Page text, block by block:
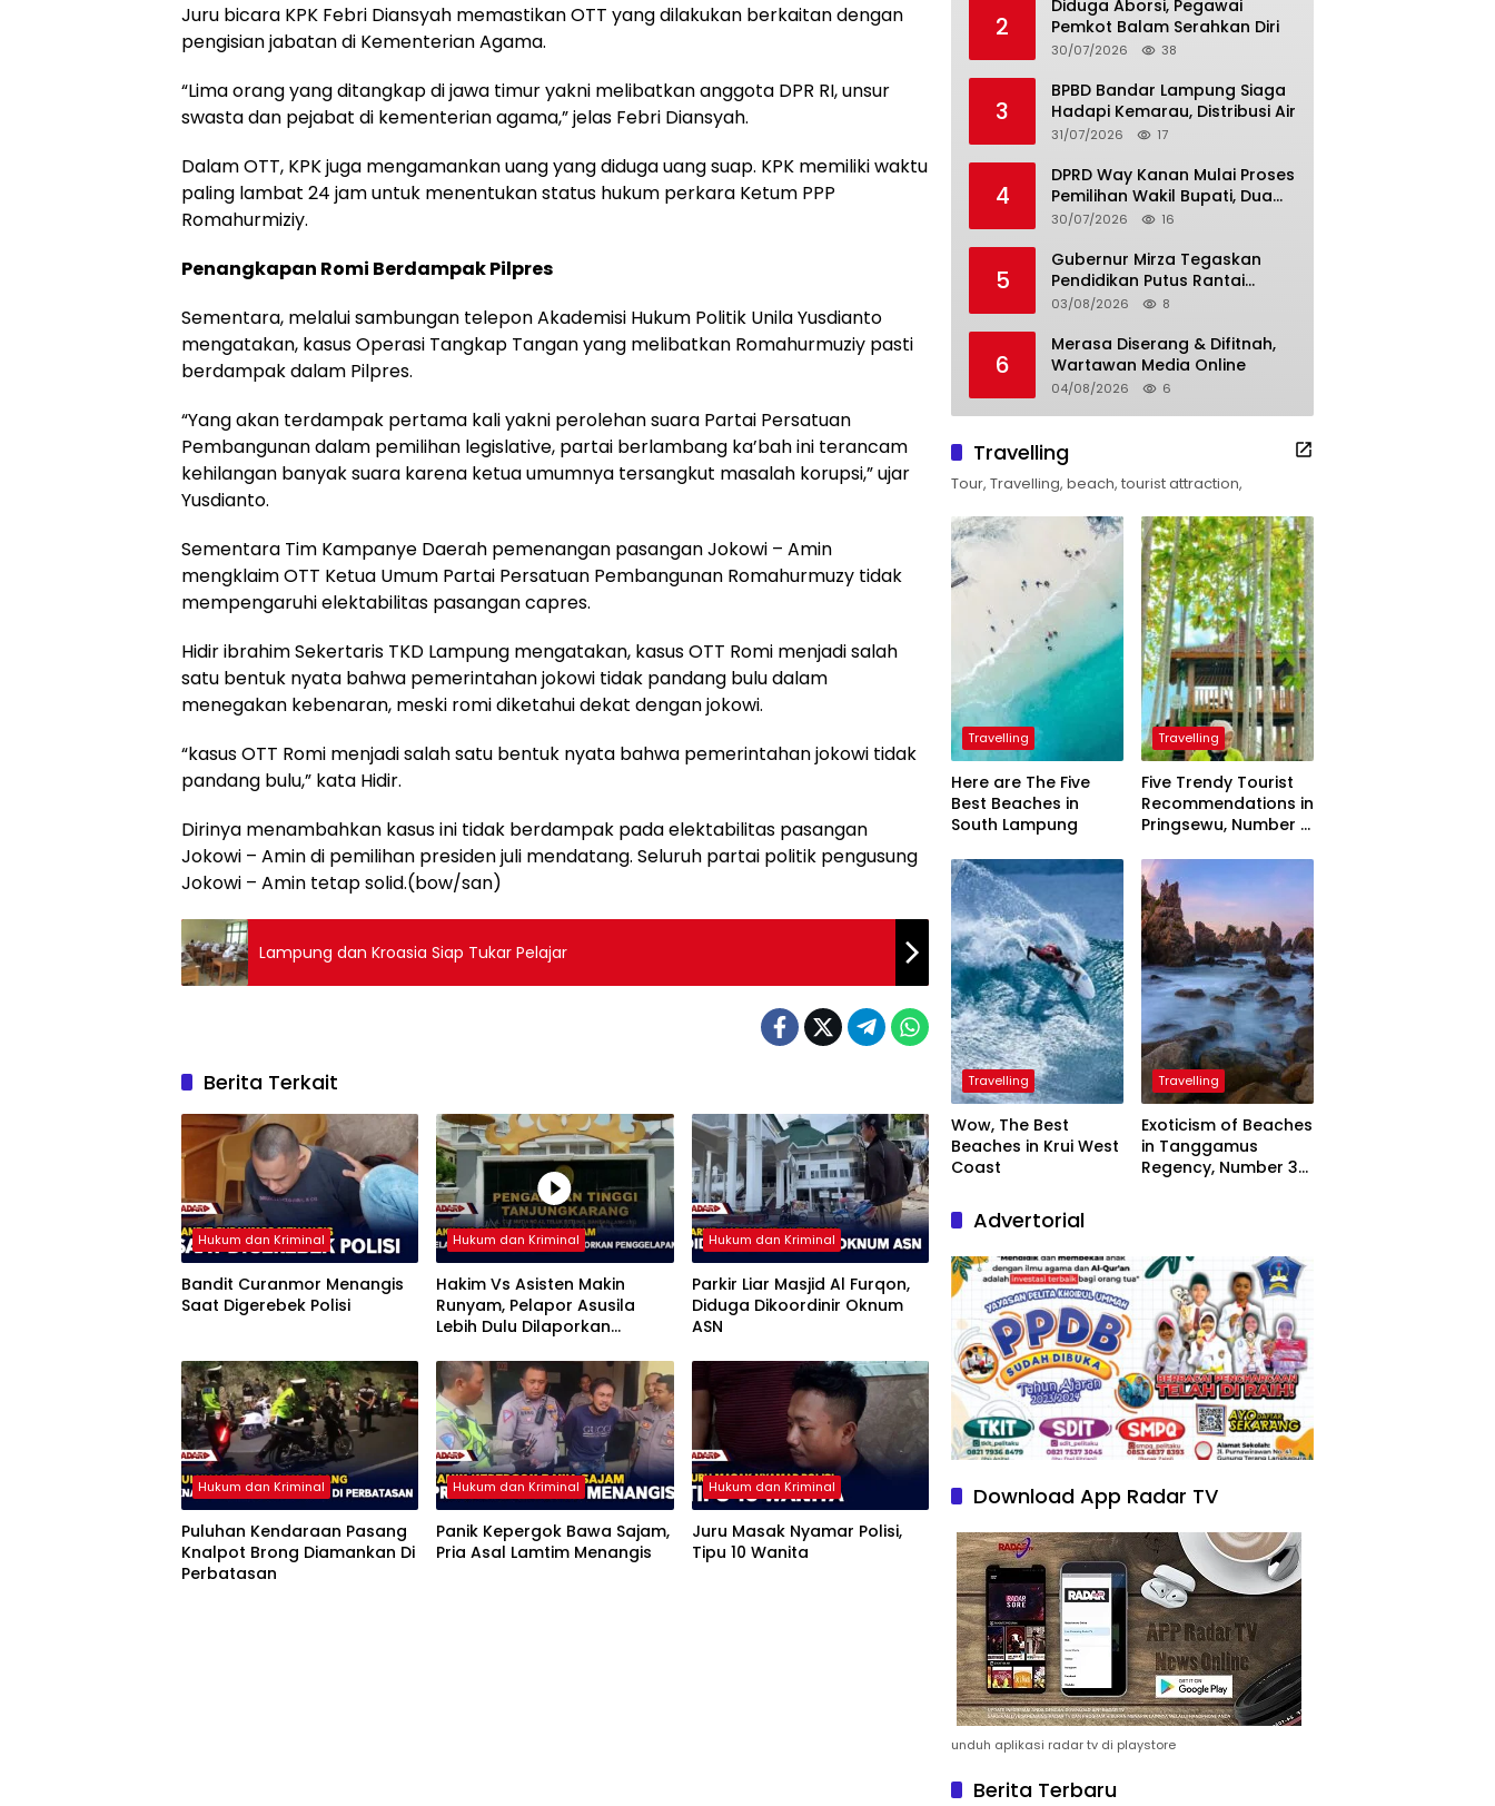
Juru bicara KPK Febri Diansyah memastikan OTT yang dilakukan berkaitan dengan
pengisian jabatan di Kementerian Agama.
“Lima orang yang ditangkap di jawa timur yakni melibatkan anggota DPR RI, unsur
swasta dan pejabat di kementerian agama,” jelas Febri Diansyah.
Dalam OTT, KPK juga mengamankan uang yang diduga uang suap. KPK memiliki waktu
paling lambat 24 jam untuk menentukan status hukum perkara Ketum PPP
Romahurmiziy.
Penangkapan Romi Berdampak Pilpres
Sementara, melalui sambungan telepon Akademisi Hukum Politik Unila Yusdianto
mengatakan, kasus Operasi Tangkap Tangan yang melibatkan Romahurmuziy pasti
berdampak dalam Pilpres.
“Yang akan terdampak pertama kali yakni perolehan suara Partai Persatuan
Pembangunan dalam pemilihan legislative, partai berlambang ka’bah ini terancam
kehilangan banyak suara karena ketua umumnya tersangkut masalah korupsi,” ujar
Yusdianto.
Sementara Tim Kampanye Daerah pemenangan pasangan Jokowi – Amin
mengklaim OTT Ketua Umum Partai Persatuan Pembangunan Romahurmuzy tidak
mempengaruhi elektabilitas pasangan capres.
Hidir ibrahim Sekertaris TKD Lampung mengatakan, kasus OTT Romi menjadi salah
satu bentuk nyata bahwa pemerintahan jokowi tidak pandang bulu dalam
menegakan kebenaran, meski romi diketahui dekat dengan jokowi.
“kasus OTT Romi menjadi salah satu bentuk nyata bahwa pemerintahan jokowi tidak
pandang bulu,” kata Hidir.
Dirinya menambahkan kasus ini tidak berdampak pada elektabilitas pasangan
Jokowi – Amin di pemilihan presiden juli mendatang. Seluruh partai politik pengusung
Jokowi – Amin tetap solid.(bow/san)
Lampung dan Kroasia Siap Tukar Pelajar
Berita Terkait
Hukum dan Kriminal
Bandit Curanmor Menangis
Saat Digerebek Polisi
Hukum dan Kriminal
Hakim Vs Asisten Makin
Runyam, Pelapor Asusila
Lebih Dulu Dilaporkan
Hukum dan Kriminal
Parkir Liar Masjid Al Furqon,
Diduga Dikoordinir Oknum
ASN
Hukum dan Kriminal
Puluhan Kendaraan Pasang
Knalpot Brong Diamankan Di
Perbatasan
Hukum dan Kriminal
Panik Kepergok Bawa Sajam,
Pria Asal Lamtim Menangis
Hukum dan Kriminal
Juru Masak Nyamar Polisi,
Tipu 10 Wanita
2
Diduga Aborsi, Pegawai
Pemkot Balam Serahkan Diri
30/07/2026 38
3
BPBD Bandar Lampung Siaga
Hadapi Kemarau, Distribusi Air
31/07/2026 17
4
DPRD Way Kanan Mulai Proses
Pemilihan Wakil Bupati, Dua
Nama Resmi Bersaing
30/07/2026 16
5
Gubernur Mirza Tegaskan
Pendidikan Putus Rantai
Kemiskinan
03/08/2026 8
6
Merasa Diserang & Difitnah,
Wartawan Media Online
04/08/2026 6
Travelling
Tour, Travelling, beach, tourist attraction,
Travelling
Here are The Five
Best Beaches in
South Lampung
Travelling
Five Trendy Tourist
Recommendations in
Pringsewu, Number 3
President
Travelling
Wow, The Best
Beaches in Krui West
Coast
Travelling
Exoticism of Beaches
in Tanggamus
Regency, Number 3
Advertorial
Download App Radar TV
unduh aplikasi radar tv di playstore
Berita Terbaru